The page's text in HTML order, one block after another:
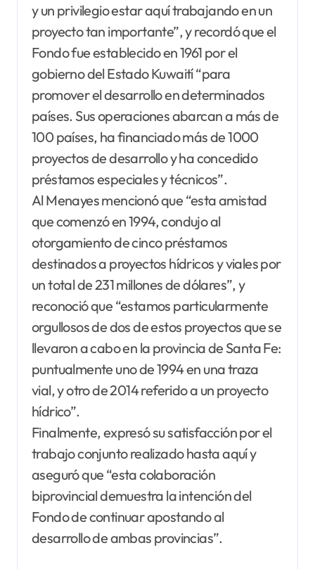
y un privilegio estar aquí trabajando en un
proyecto tan importante”, y recordó que el
Fondo fue establecido en 1961 por el
gobierno del Estado Kuwaití “para
promover el desarrollo en determinados
países. Sus operaciones abarcan a más de
100 países, ha financiado más de 1000
proyectos de desarrollo y ha concedido
préstamos especiales y técnicos”.
Al Menayes mencionó que “esta amistad
que comenzó en 1994, condujo al
otorgamiento de cinco préstamos
destinados a proyectos hídricos y viales por
un total de 231 millones de dólares”, y
reconoció que “estamos particularmente
orgullosos de dos de estos proyectos que se
llevaron a cabo en la provincia de Santa Fe:
puntualmente uno de 1994 en una traza
vial, y otro de 2014 referido a un proyecto
hídrico”.
Finalmente, expresó su satisfacción por el
trabajo conjunto realizado hasta aquí y
aseguró que “esta colaboración
biprovincial demuestra la intención del
Fondo de continuar apostando al
desarrollo de ambas provincias”.